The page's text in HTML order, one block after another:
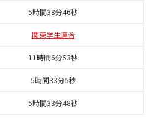
5時間38分46秒
関東学生連合
11時間6分53秒
5時間33分5秒
5時間33分48秒